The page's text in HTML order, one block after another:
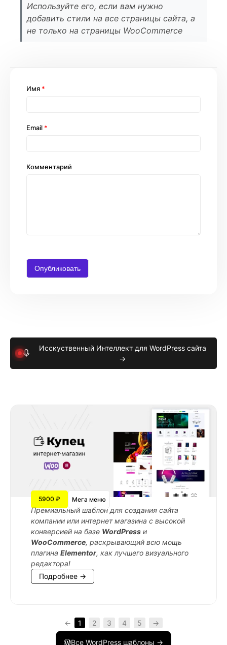
Используйте его, если вам нужно
добавить стили на все страницы сайта, а
не только на страницы WooCommerce
Комментарий
Имя *
Email *
Исскуственный Интеллект для WordPress сайта
→
5900 ₽ Мега меню
Премиальный шаблон для создания сайта
компании или интернет магазина с высокой
конверсией на базе WordPress и
WooCommerce, раскрывающий всю мощь
плагина Elementor, как лучшего визуального
редактора!
Подробнее →
← 1 2 3 4 5 →
Все WordPress шаблоны →